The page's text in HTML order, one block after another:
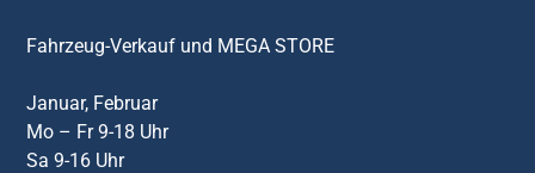
Fahrzeug-Verkauf und MEGA STORE
Januar, Februar
Mo – Fr 9-18 Uhr
Sa 9-16 Uhr